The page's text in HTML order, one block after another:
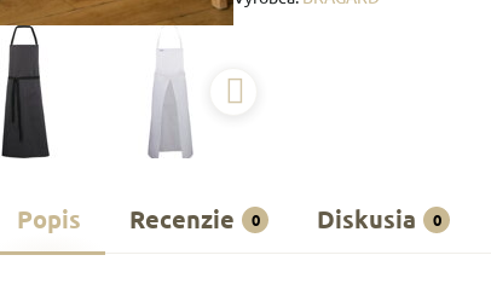
Popis Recenzie 0 Diskusia 0